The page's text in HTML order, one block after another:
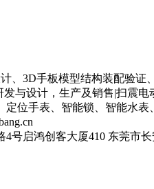
、3D手板模型结构装配验
与设计，生产及销售|扫震
位手表、智能锁、智能水
号启鸿创客大厦410 东莞市